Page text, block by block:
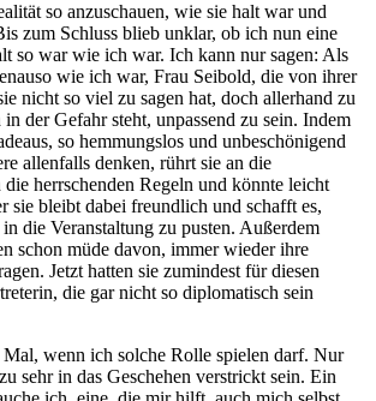
so anzuschauen, wie sie halt war und
zum Schluss blieb unklar, ob ich nun eine
so war wie ich war. Ich kann nur sagen: Als
wie ich war, Frau Seibold, die von ihrer
nicht so viel zu sagen hat, doch allerhand zu
in der Gefahr steht, unpassend zu sein. Indem
so hemmungslos und unbeschönigend
allenfalls denken, rührt sie an die
herrschenden Regeln und könnte leicht
sie bleibt dabei freundlich und schafft es,
die Veranstaltung zu pusten. Außerdem
schon müde davon, immer wieder ihre
Jetzt hatten sie zumindest für diesen
die gar nicht so diplomatisch sein
Mal, wenn ich solche Rolle spielen darf. Nur
sehr in das Geschehen verstrickt sein. Ein